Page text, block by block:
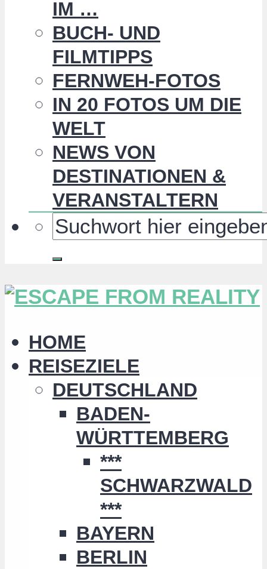
IM …
BUCH- UND
FILMTIPPS
FERNWEH-FOTOS
IN 20 FOTOS UM DIE
WELT
NEWS VON
DESTINATIONEN &
VERANSTALTERN
HOME
REISEZIELE
DEUTSCHLAND
BADEN-
WÜRTTEMBERG
***
SCHWARZWALD
***
BAYERN
BERLIN